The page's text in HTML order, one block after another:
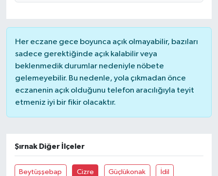
Her eczane gece boyunca açık olmayabilir, bazıları
sadece gerektiğinde açık kalabilir veya
beklenmedik durumlar nedeniyle nöbete
gelemeyebilir. Bu nedenle, yola çıkmadan önce
eczanenin açık olduğunu telefon aracılığıyla teyit
etmeniz iyi bir fikir olacaktır.
Şırnak Diğer İlçeler
Beytüşşebap Cizre Güçlükonak İdil